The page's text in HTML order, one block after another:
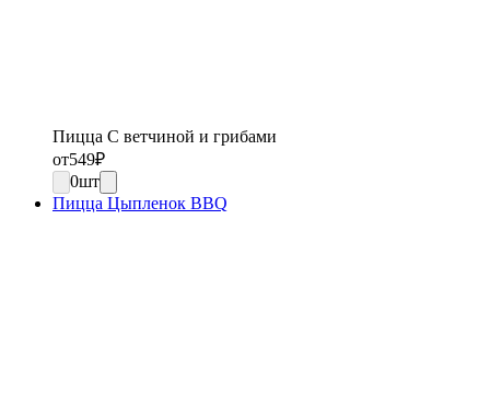
Пицца С ветчиной и грибами
от549₽
0шт
Пицца Цыпленок BBQ